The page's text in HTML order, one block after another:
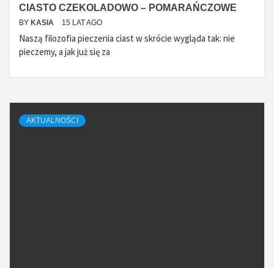
CIASTO CZEKOLADOWO – POMARAŃCZOWE
BY KASIA 15 LAT AGO
Naszą filozofia pieczenia ciast w skrócie wygląda tak: nie
pieczemy, a jak już się za
AKTUALNOŚCI